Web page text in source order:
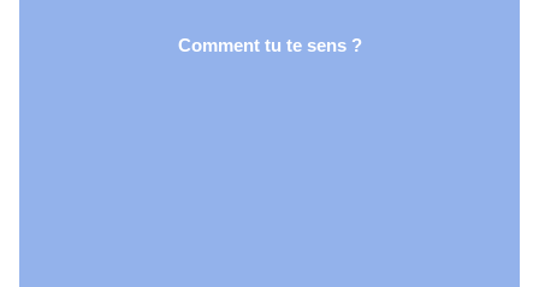
Comment tu te sens ?